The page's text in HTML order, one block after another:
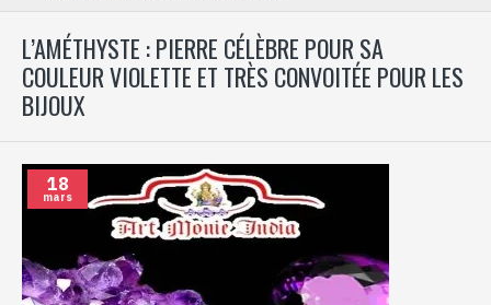
L’AMÉTHYSTE : PIERRE CÉLÈBRE POUR SA
COULEUR VIOLETTE ET TRÈS CONVOITÉE POUR LES
BIJOUX
18
mars